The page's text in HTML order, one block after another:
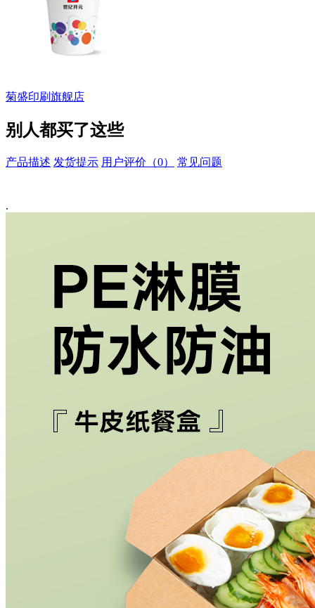
菊盛印刷旗舰店
别人都买了这些
产品描述 发货提示 用户评价（0） 常见问题
.